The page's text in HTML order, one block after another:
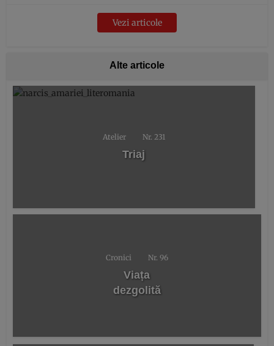
Vezi articole
Alte articole
Atelier Nr. 231
Triaj
Cronici Nr. 96
Viața
dezgolită